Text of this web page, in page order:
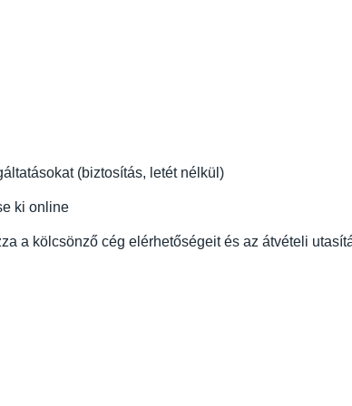
(biztosítás, letét nélkül)
ki online
a kölcsönző cég elérhetőségeit és az átvételi